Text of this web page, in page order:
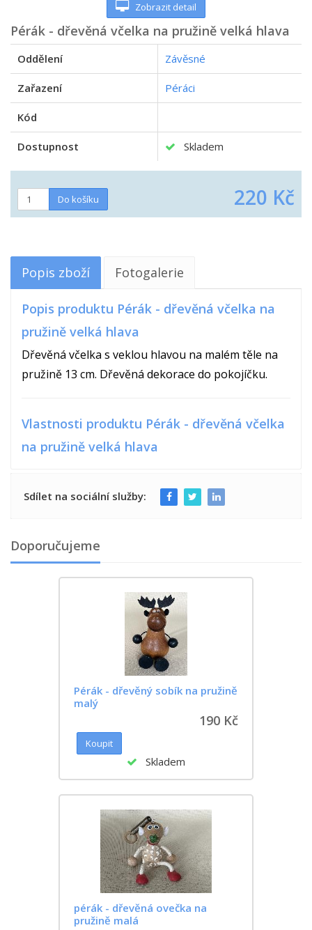
Zobrazit detail
Pérák - dřevěná včelka na pružině velká hlava
Oddělení Závěsné
Zařazení Péráci
Kód
Dostupnost Skladem
220 Kč
Popis zboží Fotogalerie
Popis produktu Pérák - dřevěná včelka na
pružině velká hlava
Dřevěná včelka s veklou hlavou na malém těle na
pružině 13 cm. Dřevěná dekorace do pokojíčku.
Vlastnosti produktu Pérák - dřevěná včelka
na pružině velká hlava
Sdílet na sociální služby:
Doporučujeme
Pérák - dřevěný sobík na pružině
malý
190 Kč
Skladem
pérák - dřevěná ovečka na
pružině malá